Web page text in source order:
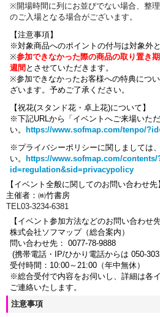
※開場時間に列にお並びでない場合、整
のご入場となる場合がございます。
【注意事項】
※対象商品へのポイントの付与は対象外と
※参加できなかった際の商品の取り置き
週間 とさせていただきます。
※参加できなかったお客様への特典につ
ざいます。 予めご了承ください。
【祝花(スタンド花・卓上花)について】
※下記URLから「イベントへご来場いた
い。
https://www.sofmap.com/tenpo/
※プライバシーポリシーに関しましては
い。
https://www.sofmap.com/contents/
id=regulation&sid=privacypolicy
【イベント全般に関してのお問い合わせ先
主催者：㈱竹書房
TEL03-3234-6381
【イベント参加方法などのお問い合わせ先
株式会社ソフマップ（総合案内）
問い合わせ先： 0077-78-9888
(携帯電話・IP/ひかり電話からは 050-
受付時間：10:00～21:00（年中無休）
※総合受付で内容をお伺いし、詳細は各
ご連絡いたします。
注意事項